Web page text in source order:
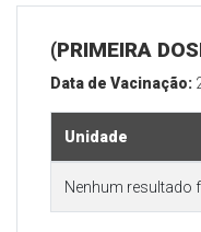
(PRIMEIRA
Data de Vacinação:
Unidade
Nenhum resultado